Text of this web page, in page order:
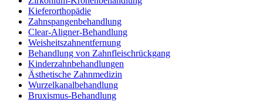
Kieferorthopädie
Zahnspangenbehandlung
Clear-Aligner-Behandlung
Weisheitszahnentfernung
Behandlung von Zahnfleischrückgang
Kinderzahnbehandlungen
Ästhetische Zahnmedizin
Wurzelkanalbehandlung
Bruxismus-Behandlung